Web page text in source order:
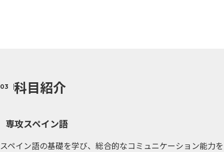
科目紹介
専攻スペイン語
スペイン語の基礎を学び、総合的なコミュニケーション能力を